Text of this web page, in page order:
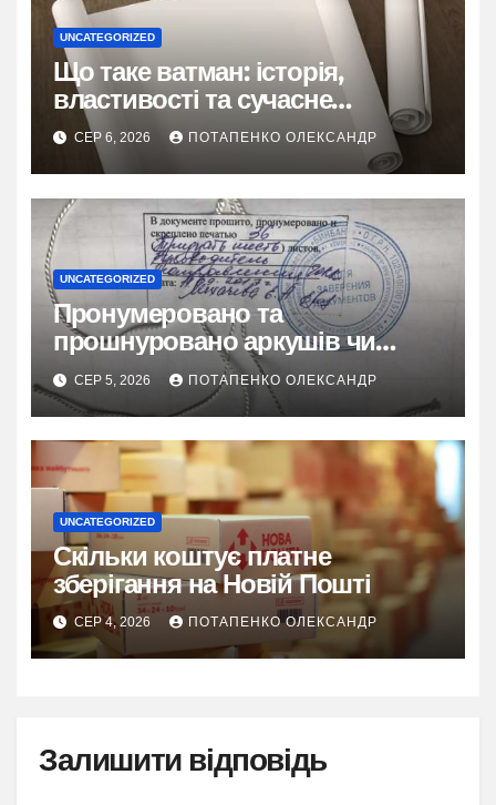
UNCATEGORIZED
Що таке ватман: історія,
властивості та сучасне
застосування
СЕР 6, 2026 ПОТАПЕНКО ОЛЕКСАНДР
UNCATEGORIZED
Пронумеровано та
прошнуровано аркушів чи
сторінок: повний гайд
СЕР 5, 2026 ПОТАПЕНКО ОЛЕКСАНДР
UNCATEGORIZED
Скільки коштує платне
зберігання на Новій Пошті
СЕР 4, 2026 ПОТАПЕНКО ОЛЕКСАНДР
Залишити відповідь